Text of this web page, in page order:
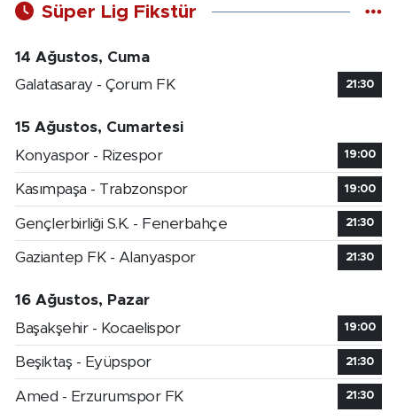
Süper Lig Fikstür
14 Ağustos, Cuma
Galatasaray - Çorum FK
21:30
15 Ağustos, Cumartesi
Konyaspor - Rizespor
19:00
Kasımpaşa - Trabzonspor 19:00
Gençlerbirliği S.K. - Fenerbahçe 21:30
Gaziantep FK - Alanyaspor 21:30
16 Ağustos, Pazar
Başakşehir - Kocaelispor
19:00
Beşiktaş - Eyüpspor 21:30
Amed - Erzurumspor FK 21:30